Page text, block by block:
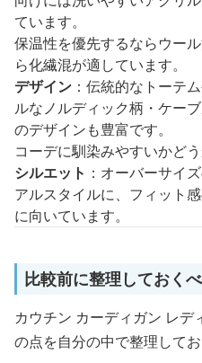
ています。
保温性を優先するならウー
ら化繊混が適しています。
デザイン ：伝統的なトーテ
ルなノルディック柄・ケー
のデザインも豊富です。
コーデに馴染みやすいかど
シルエット ：オーバーサイ
アルスタイルに、フィット
に向いています。
比較前に整理しておく
カウチン カーディガン レ
の点を自分の中で整理して